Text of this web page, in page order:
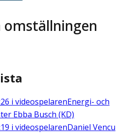
omställningen
i videospelarenEnergi- och
Ebba Busch (KD)
i videospelarenDaniel Vencu